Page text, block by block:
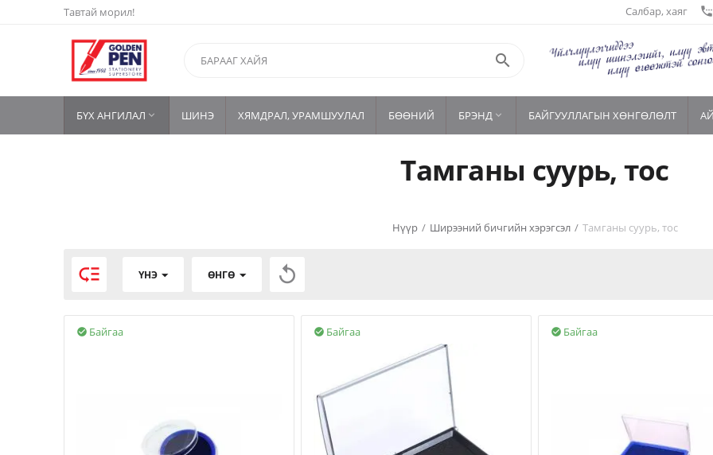
Тавтай морил! Салбар, хаяг settings_phone

БҮХ АНГИЛАЛ  ШИНЭ ХЯМДРАЛ, УРАМШУУЛАЛ БӨӨНИЙ БРЭНД  БАЙГУУЛЛАГЫН ХӨНГӨЛӨЛТ
Тамганы суурь, тос
Нүүр / Ширээний бичгийн хэрэгсэл / Тамганы суурь, тос
 ҮНЭ ӨНГӨ 
Байгаа
 Байгаа
 Байгаа
